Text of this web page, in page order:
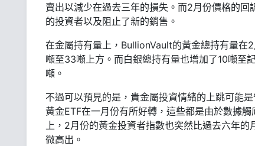
賣出以減少在過去三年的損失。而2月份價格的回
的投資者以及阻止了新的銷售。
在金屬持有量上，BullionVault的黃金總持有量在
噸至33噸上方。而白銀總持有量也增加了10噸至
噸。
不過可以預見的是，貴金屬投資情緒的上跳可能
黃金ETF在一月份有所好轉，這些都是由於數據觸
上，2月份的黃金投資者指數也突然比過去六年的
微高出。